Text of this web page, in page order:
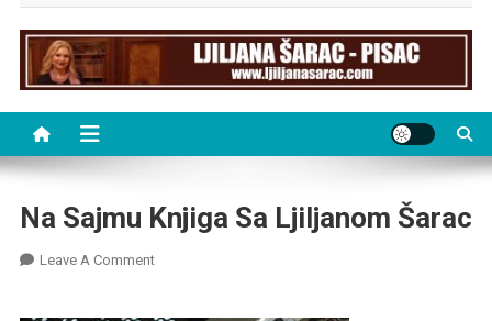
Na Sajmu Knjiga Sa Ljiljanom Šarac
Leave A CommentOn